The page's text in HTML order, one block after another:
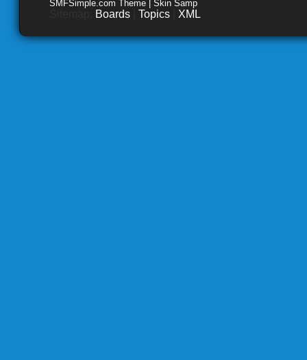
SMFSimple.com Theme | Skin Samp
Boards Topics XML